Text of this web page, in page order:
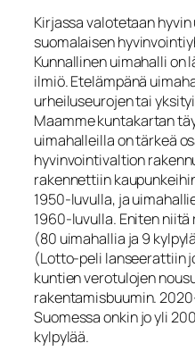
Kirjassa valotetaan
suomalaisen
Kunnallinen uimahalli on
ilmiö. Etelämpänä
urheiluseurojen tai
Maamme kuntakartan
uimahalleilla on tärkeä
hyvinvointivaltion
rakennettiin
1950-luvulla, ja
1960-luvulla. Eniten
(80 uimahallia ja 9
(Lotto-peli lanseerattiin
kuntien verotulojen
rakentamisbuumin.
Suomessa onkin jo yli
kylpylää.